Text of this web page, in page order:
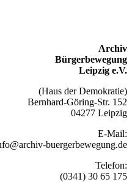
Archiv
Bürgerbewegung
Leipzig e.V.
(Haus der Demokratie)
Bernhard-Göring-Str. 152
04277 Leipzig
E-Mail:
buergerbewegung.de
Telefon:
(0341) 30 65 175